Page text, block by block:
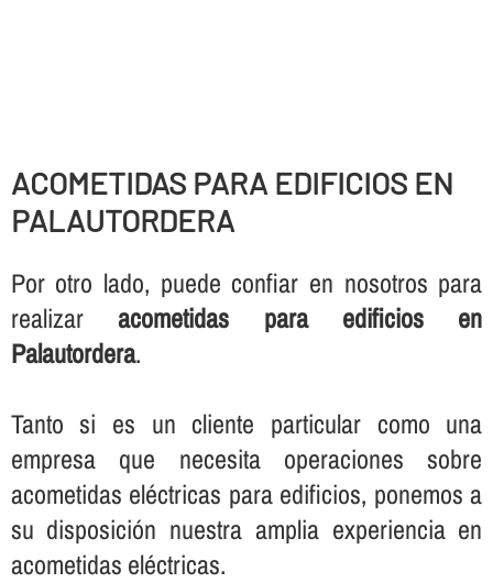
ACOMETIDAS PARA EDIFICIOS EN
PALAUTORDERA
Por otro lado, puede confiar en nosotros para
realizaracometidas para edificios en
Palautordera.
Tanto si es un cliente particular como una
empresa que necesita operaciones sobre
acometidas eléctricas para edificios, ponemos a
su disposición nuestra amplia experiencia en
acometidas eléctricas.